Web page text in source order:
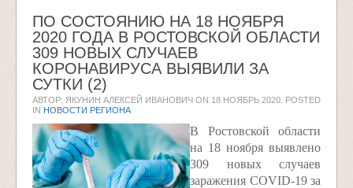
ПО СОСТОЯНИЮ НА 18 НОЯБРЯ
2020 ГОДА В РОСТОВСКОЙ ОБЛАСТИ
309 НОВЫХ СЛУЧАЕВ
КОРОНАВИРУСА ВЫЯВИЛИ ЗА
СУТКИ (2)
АВТОР: ЯКУНИН АЛЕКСЕЙ ИВАНОВИЧ ON 18 НОЯБРЬ 2020 . POSTED
IN НОВОСТИ РЕГИОНА
В Ростовской области
на 18 ноября выявлено
309 новых случаев
заражения COVID-19 за